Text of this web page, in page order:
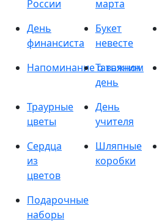
России
марта
День
финансиста
Букет
невесте
Напоминание о важном
Татьянин
день
Траурные
цветы
День
учителя
Сердца
из
цветов
Шляпные
коробки
Подарочные
наборы